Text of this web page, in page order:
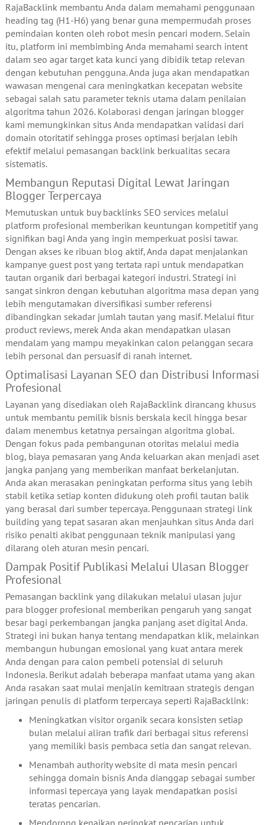
RajaBacklink membantu Anda dalam memahami penggunaan
heading tag (H1-H6) yang benar guna mempermudah proses
pemindaian konten oleh robot mesin pencari modern. Selain
itu, platform ini membimbing Anda memahami search intent
dalam seo agar target kata kunci yang dibidik tetap relevan
dengan kebutuhan pengguna. Anda juga akan mendapatkan
wawasan mengenai cara meningkatkan kecepatan website
sebagai salah satu parameter teknis utama dalam penilaian
algoritma tahun 2026. Kolaborasi dengan jaringan blogger
kami memungkinkan situs Anda mendapatkan validasi dari
domain otoritatif sehingga proses optimasi berjalan lebih
efektif melalui pemasangan backlink berkualitas secara
sistematis.
Membangun Reputasi Digital Lewat Jaringan
Blogger Terpercaya
Memutuskan untuk buy backlinks SEO services melalui
platform profesional memberikan keuntungan kompetitif yang
signifikan bagi Anda yang ingin memperkuat posisi tawar.
Dengan akses ke ribuan blog aktif, Anda dapat menjalankan
kampanye guest post yang tertata rapi untuk mendapatkan
tautan organik dari berbagai kategori industri. Strategi ini
sangat sinkron dengan kebutuhan algoritma masa depan yang
lebih mengutamakan diversifikasi sumber referensi
dibandingkan sekadar jumlah tautan yang masif. Melalui fitur
product reviews, merek Anda akan mendapatkan ulasan
mendalam yang mampu meyakinkan calon pelanggan secara
lebih personal dan persuasif di ranah internet.
Optimalisasi Layanan SEO dan Distribusi Informasi
Profesional
Layanan yang disediakan oleh RajaBacklink dirancang khusus
untuk membantu pemilik bisnis berskala kecil hingga besar
dalam menembus ketatnya persaingan algoritma global.
Dengan fokus pada pembangunan otoritas melalui media
blog, biaya pemasaran yang Anda keluarkan akan menjadi aset
jangka panjang yang memberikan manfaat berkelanjutan.
Anda akan merasakan peningkatan performa situs yang lebih
stabil ketika setiap konten didukung oleh profil tautan balik
yang berasal dari sumber tepercaya. Penggunaan strategi link
building yang tepat sasaran akan menjauhkan situs Anda dari
risiko penalti akibat penggunaan teknik manipulasi yang
dilarang oleh aturan mesin pencari.
Dampak Positif Publikasi Melalui Ulasan Blogger
Profesional
Pemasangan backlink yang dilakukan melalui ulasan jujur
para blogger profesional memberikan pengaruh yang sangat
besar bagi perkembangan jangka panjang aset digital Anda.
Strategi ini bukan hanya tentang mendapatkan klik, melainkan
membangun hubungan emosional yang kuat antara merek
Anda dengan para calon pembeli potensial di seluruh
Indonesia. Berikut adalah beberapa manfaat utama yang akan
Anda rasakan saat mulai menjalin kemitraan strategis dengan
jaringan penulis di platform terpercaya seperti RajaBacklink:
Meningkatkan visitor organik secara konsisten setiap
bulan melalui aliran trafik dari berbagai situs referensi
yang memiliki basis pembaca setia dan sangat relevan.
Menambah authority website di mata mesin pencari
sehingga domain bisnis Anda dianggap sebagai sumber
informasi tepercaya yang layak mendapatkan posisi
teratas pencarian.
Mendorong kenaikan peringkat pencarian untuk